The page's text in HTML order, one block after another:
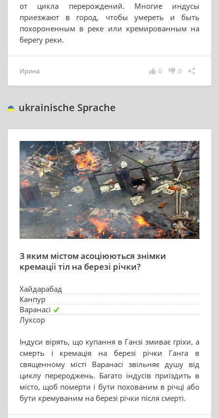
от цикла перерождений. Многие индусы
приезжают в город, чтобы умереть и быть
похороненным в реке или кремированным на
берегу реки.
Ирина 0
0
ukrainische Sprache
З яким містом асоціюються знімки
кремаціі тіл на березі річки?
Хайдарабад
Канпур
Варанасі
Луксор
Індуси вірять, що купання в Ганзі змиває гріхи, а
смерть і кремація на березі річки Ганга в
священному місті Варанасі звільняє душу від
циклу перероджень. Багато індусів приїздить в
місто, щоб померти і бути похованим в річці або
бути кремуваним на березі річки після смерті.